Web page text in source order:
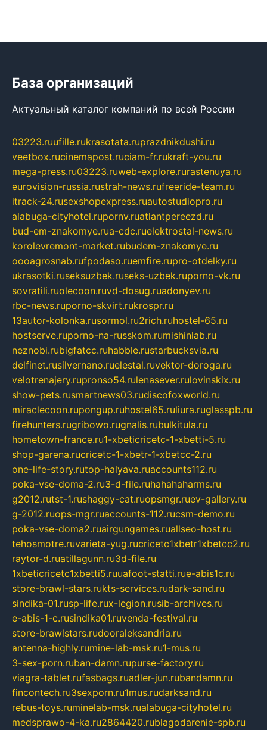
База организаций
Актуальный каталог компаний по всей России
03223.ruufille.rukrasotata.ruprazdnikdushi.ru
veetbox.rucinemapost.ruciam-fr.rukraft-you.ru
mega-press.ru03223.ruweb-explore.rurastenuya.ru
eurovision-russia.rustrah-news.rufreeride-team.ru
itrack-24.rusexshopexpress.ruautostudiopro.ru
alabuga-cityhotel.rupornv.ruatlantpereezd.ru
bud-em-znakomye.rua-cdc.ruelektrostal-news.ru
korolevremont-market.rubudem-znakomye.ru
oooagrosnab.rufpodaso.ruemfire.rupro-otdelky.ru
ukrasotki.ruseksuzbek.ruseks-uzbek.ruporno-vk.ru
sovratili.ruolecoon.ruvd-dosug.ruadonyev.ru
rbc-news.ruporno-skvirt.rukrospr.ru
13autor-kolonka.rusormol.ru2rich.ruhostel-65.ru
hostserve.ruporno-na-russkom.rumishinlab.ru
neznobi.rubigfatcc.ruhabble.rustarbucksvia.ru
delfinet.rusilvernano.ruelestal.ruvektor-doroga.ru
velotrenajery.rupronso54.rulenasever.rulovinskix.ru
show-pets.rusmartnews03.rudiscofoxworld.ru
miraclecoon.rupongup.ruhostel65.ruliura.ruglasspb.ru
firehunters.rugribowo.rugnalis.rubulkitula.ru
hometown-france.ru1-xbeticricetc-1-xbetti-5.ru
shop-garena.rucricetc-1-xbetr-1-xbetcc-2.ru
one-life-story.rutop-halyava.ruaccounts112.ru
poka-vse-doma-2.ru3-d-file.ruhahahaharms.ru
g2012.rutst-1.rushaggy-cat.ruopsmgr.ruev-gallery.ru
g-2012.ruops-mgr.ruaccounts-112.rucsm-demo.ru
poka-vse-doma2.ruairgungames.ruallseo-host.ru
tehosmotre.ruvarieta-yug.rucricetc1xbetr1xbetcc2.ru
raytor-d.ruatillagunn.ru3d-file.ru
1xbeticricetc1xbetti5.ruuafoot-statti.rue-abis1c.ru
store-brawl-stars.rukts-services.rudark-sand.ru
sindika-01.rusp-life.rux-legion.rusib-archives.ru
e-abis-1-c.rusindika01.ruvenda-festival.ru
store-brawlstars.rudooraleksandria.ru
antenna-highly.rumine-lab-msk.ru1-mus.ru
3-sex-porn.ruban-damn.rupurse-factory.ru
viagra-tablet.rufasbags.ruadler-jun.rubandamn.ru
fincontech.ru3sexporn.ru1mus.rudarksand.ru
rebus-toys.ruminelab-msk.rualabuga-cityhotel.ru
medsprawo-4-ka.ru2864420.rublagodarenie-spb.ru